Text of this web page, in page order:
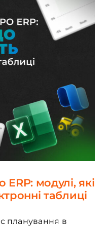
модулі, які
таблиці
планування в